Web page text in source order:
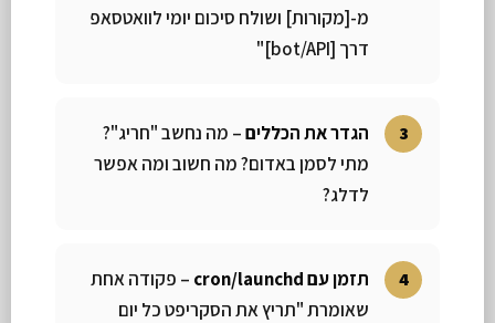
מ-[מקורות] ושולח סיכום יומי לוואטסאפ
דרך [bot/API]"
הגדר את הכללים– מה נחשב "חריג"?
מתי לסמן באדום? מה חשוב ומה אפשר
לדלג?
תזמן עם cron/launchd
– פקודה אחת
שאומרת "תריץ את הסקריפט כל יום